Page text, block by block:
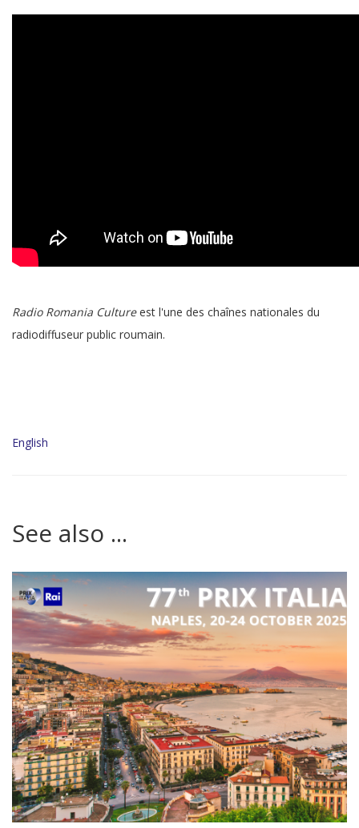
Radio Romania Cultureest l'une des chaînes nationales du
radiodiffuseur public roumain.
English
See also ...